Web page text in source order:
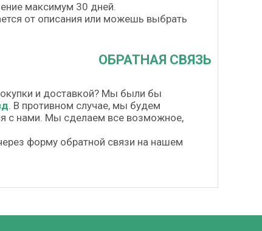
максимум 30 дней.
от описания или можешь выбрать
ОБРАТНАЯ СВЯЗЬ
и доставкой? Мы были бы
. В противном случае, мы будем
с нами. Мы сделаем все возможное,
форму обратной связи на нашем